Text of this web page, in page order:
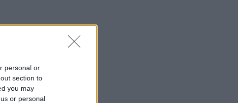
personal or
section to
you may
or personal